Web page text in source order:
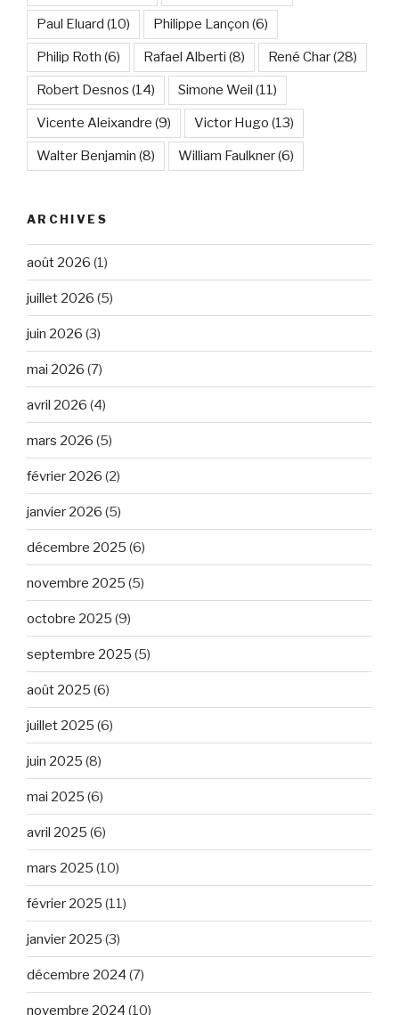
Paul Eluard (10) Philippe Lançon (6)
Philip Roth (6) Rafael Alberti (8) René Char(28)
Robert Desnos (14) Simone Weil (11)
Vicente Aleixandre (9) Victor Hugo (13)
Walter Benjamin (8) William Faulkner(6)
ARCHIVES
août 2026 (1)
juillet 2026 (5)
juin 2026 (3)
mai 2026 (7)
avril 2026 (4)
mars 2026 (5)
février 2026 (2)
janvier 2026 (5)
décembre 2025 (6)
novembre 2025 (5)
octobre 2025 (9)
septembre 2025 (5)
août 2025 (6)
juillet 2025 (6)
juin 2025 (8)
mai 2025 (6)
avril 2025 (6)
mars 2025 (10)
février 2025 (11)
janvier 2025 (3)
décembre 2024 (7)
novembre 2024 (10)